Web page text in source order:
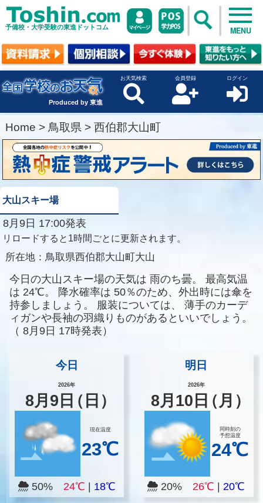
予備校・大学受験の東進ドットコム MENU
Produced by 東進
お天気検索 会員登録 ログイン
Home > 鳥取県 > 西伯郡大山町
大山スキー場
8月9日 17:00発表
リロードすると1時間ごとに更新されます。
所在地： 鳥取県西伯郡大山町大山
今日の大山スキー場の天気は 雨のち曇。
最高気温
は 24℃。 降水確率は 50％のため、外出時には傘を
持参しましょう。
服装については、
薄手のカーデ
ィガンや長袖の羽織りものがあるといいでしょう。
（ 8月9日 17時発表）
今日
2026年
8月 9 日（日）
現在温度
23℃
50% 24℃ 18℃
明日
2026年
8月 10 日（月）
同時刻の
予想温度
24℃
20% 26℃ |20℃